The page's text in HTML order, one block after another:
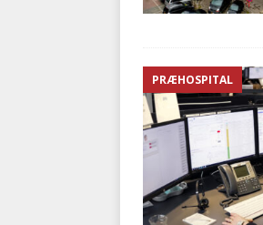
PRÆHOSPITAL